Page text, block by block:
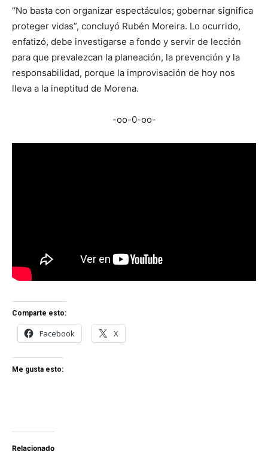
“No basta con organizar espectáculos; gobernar significa
proteger vidas”, concluyó Rubén Moreira. Lo ocurrido,
enfatizó, debe investigarse a fondo y servir de lección
para que prevalezcan la planeación, la prevención y la
responsabilidad, porque la improvisación de hoy nos
lleva a la ineptitud de Morena.
-oo-0-oo-
Comparte esto:
Facebook X
Me gusta esto:
Relacionado